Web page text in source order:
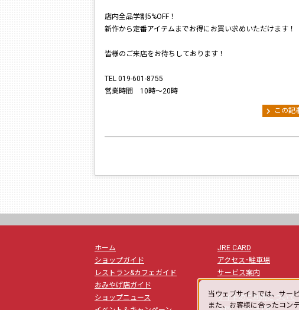
店内全品学割5%OFF！
新作から定番アイテムまでお得にお買い求めいただけます！
皆様のご来店をお待ちしております！
TEL 019-601-8755
営業時間 10時〜20時
chevron_right この記
ホーム
ショップガイド
レストラン&カフェガイド
おみやげ店ガイド
ショップニュース
JRE CARD
アクセス･駐車場
サービス案内
サイトのご利用について
当ウェブサイトでは、サー
また、お客様に合ったコン